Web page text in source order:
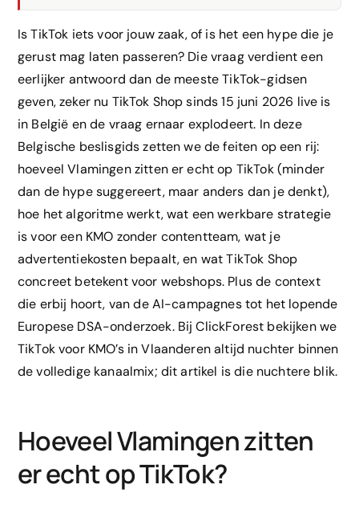
Is TikTok iets voor jouw zaak, of is het een hype die je
gerust mag laten passeren? Die vraag verdient een
eerlijker antwoord dan de meeste TikTok-gidsen
geven, zeker nu TikTok Shop sinds 15 juni 2026 live is
in België en de vraag ernaar explodeert. In deze
Belgische beslisgids zetten we de feiten op een rij:
hoeveel Vlamingen zitten er echt op TikTok (minder
dan de hype suggereert, maar anders dan je denkt),
hoe het algoritme werkt, wat een werkbare strategie
is voor een KMO zonder contentteam, wat je
advertentiekosten bepaalt, en wat TikTok Shop
concreet betekent voor webshops. Plus de context
die erbij hoort, van de AI-campagnes tot het lopende
Europese DSA-onderzoek. Bij ClickForest bekijken we
TikTok voor KMO’s in Vlaanderen altijd nuchter binnen
de volledige kanaalmix; dit artikel is die nuchtere blik.
Hoeveel Vlamingen zitten
er echt op TikTok?